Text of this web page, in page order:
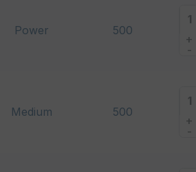
Power 500
+
-
Medium 500
+
-